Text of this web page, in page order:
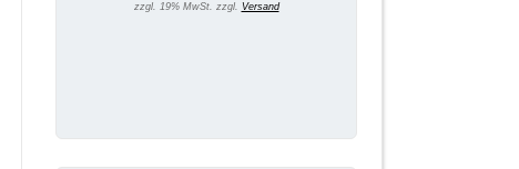
zzgl. 19% MwSt. zzgl. Versand